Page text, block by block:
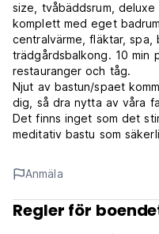
size, tvåbäddsrum,
komplett med eget
centralvärme, fläktar, spa,
trädgårdsbalkong. 10 min
restauranger och tåg.
Njut av bastun/spaet
dig, så dra nytta av våra
Det finns inget som det
meditativ bastu som
njut av vår vackra
promenad till världens
Vid ankomsten kan vår
Anmäla
Regler för